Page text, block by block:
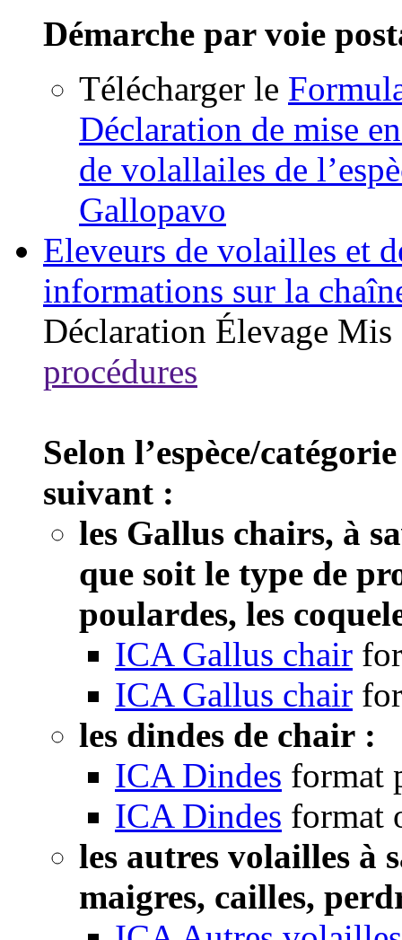
Démarche par voie
Télécharger le
Déclaration de mise
de volallailes de
Gallopavo
Eleveurs de volailles et
informations sur la
Déclaration Élevage Mis
procédures
Selon l’espèce/
suivant :
les Gallus chairs, à
que soit le type de
poulardes, les
ICA Gallus chair
ICA Gallus chair
les dindes de chair :
ICA Dindes format
ICA Dindes format
les autres volailles à
maigres, cailles,